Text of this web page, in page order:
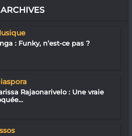
: Funky, n’est-ce pas ?
Rajaonarivelo : Une vraie